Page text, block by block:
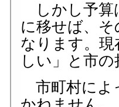
しかし予算
に移せば、
なります。
しい」と市
市町村によ